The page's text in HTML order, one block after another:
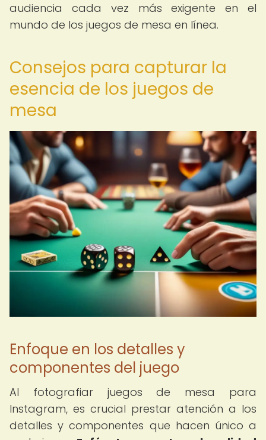
audiencia cada vez más exigente en el
mundo de los juegos de mesa en línea.
Consejos para capturar la
esencia de los juegos de
mesa
Enfoque en los detalles y
componentes del juego
Al fotografiar juegos de mesa para
Instagram, es crucial prestar atención a los
detalles y componentes que hacen único a